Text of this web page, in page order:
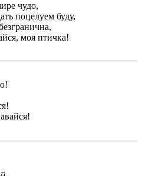
чудо,
поцелуем буду,
моя птичка!